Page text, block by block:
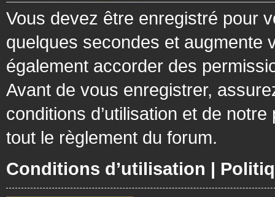
Vous devez être enregistré pour
quelques secondes et augmente
également accorder des
Avant de vous enregistrer,
conditions d’utilisation et de
tout le règlement du forum.
Conditions d’utilisation |